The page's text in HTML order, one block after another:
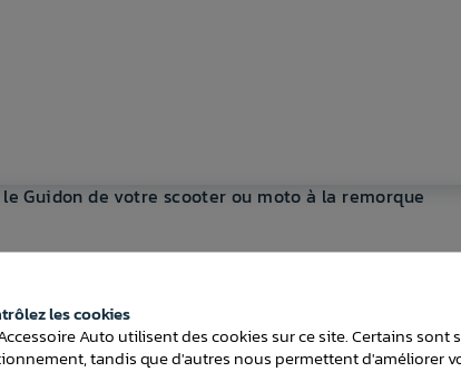
Guidon de votre scooter ou moto à la remorque
les cookies
Auto utilisent des cookies sur ce site. Certains sont
tandis que d'autres nous permettent d'améliorer